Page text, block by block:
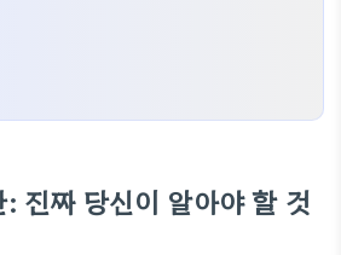
진짜 당신이 알아야 할 것